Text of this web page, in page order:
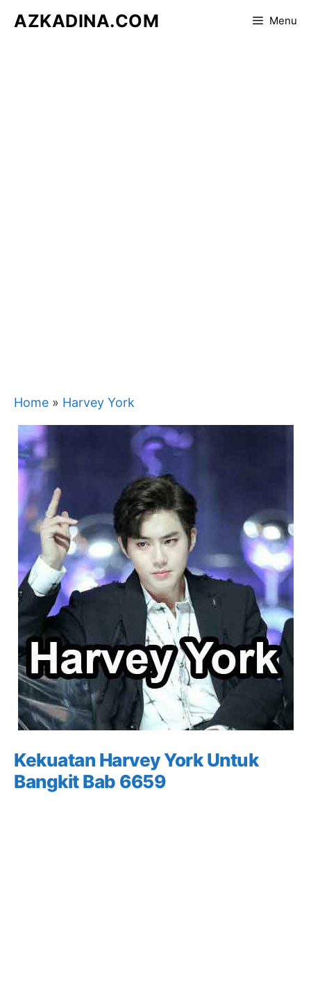
AZKADINA.COM Menu
Home » Harvey York
Kekuatan Harvey York Untuk
Bangkit Bab 6659